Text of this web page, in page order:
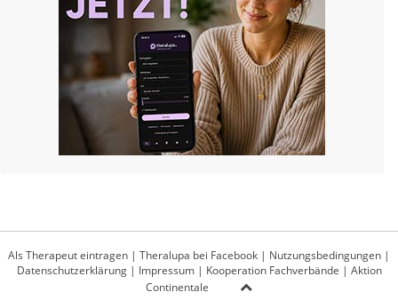
Als Therapeut eintragen | Theralupa bei Facebook | Nutzungsbedingungen |
Datenschutzerklärung| Impressum| Kooperation Fachverbände | Aktion
Continentale